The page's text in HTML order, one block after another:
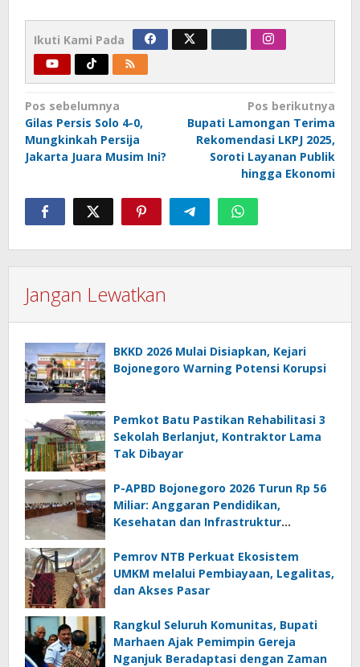
Ikuti Kami Pada
Navigasi
pos
Pos sebelumnya
Gilas Persis Solo 4-0,
Mungkinkah Persija
Jakarta Juara Musim Ini?
Pos berikutnya
Bupati Lamongan Terima
Rekomendasi LKPJ 2025,
Soroti Layanan Publik
hingga Ekonomi
Jangan Lewatkan
BKKD 2026 Mulai Disiapkan, Kejari
Bojonegoro Warning Potensi Korupsi
Pemkot Batu Pastikan Rehabilitasi 3
Sekolah Berlanjut, Kontraktor Lama
Tak Dibayar
P-APBD Bojonegoro 2026 Turun Rp 56
Miliar: Anggaran Pendidikan,
Kesehatan dan Infrastruktur
Pemrov NTB Perkuat Ekosistem
UMKM melalui Pembiayaan, Legalitas,
dan Akses Pasar
Rangkul Seluruh Komunitas, Bupati
Marhaen Ajak Pemimpin Gereja
Nganjuk Beradaptasi dengan Zaman